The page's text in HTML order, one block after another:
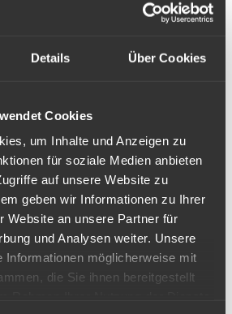
Details Über Cookies
Cookies
um Inhalte und Anzeigen zu
für soziale Medien anbieten
auf unsere Website zu
geben wir Informationen zu Ihrer
Website an unsere Partner für
und Analysen weiter. Unsere
Informationen möglicherweise mit
die Sie ihnen bereitgestellt
Schaumburg-Lippe
Sachsen Weimar-Eisenach
Schwarzburg-Rodolstadt